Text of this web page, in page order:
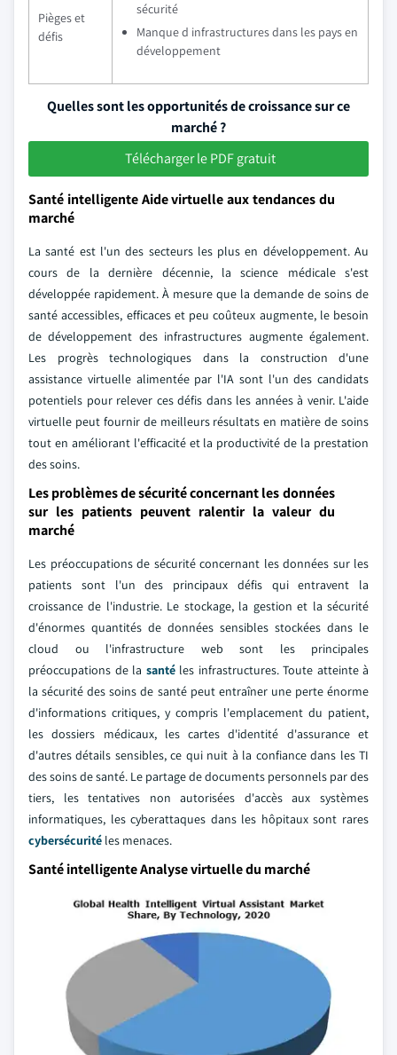
Pièges et
défis
sécurité
Manque d infrastructures dans les pays en
développement
Quelles sont les opportunités de croissance sur ce
marché ?
Télécharger le PDF gratuit
Santé intelligente Aide virtuelle aux tendances du
marché
La santé est l'un des secteurs les plus en développement. Au
cours de la dernière décennie, la science médicale s'est
développée rapidement. À mesure que la demande de soins de
santé accessibles, efficaces et peu coûteux augmente, le besoin
de développement des infrastructures augmente également.
Les progrès technologiques dans la construction d'une
assistance virtuelle alimentée par l'IA sont l'un des candidats
potentiels pour relever ces défis dans les années à venir. L'aide
virtuelle peut fournir de meilleurs résultats en matière de soins
tout en améliorant l'efficacité et la productivité de la prestation
des soins.
Les problèmes de sécurité concernant les données
sur les patients peuvent ralentir la valeur du
marché
Les préoccupations de sécurité concernant les données sur les
patients sont l'un des principaux défis qui entravent la
croissance de l'industrie. Le stockage, la gestion et la sécurité
d'énormes quantités de données sensibles stockées dans le
cloud ou l'infrastructure web sont les principales
préoccupations de la santéles infrastructures. Toute atteinte à
la sécurité des soins de santé peut entraîner une perte énorme
d'informations critiques, y compris l'emplacement du patient,
les dossiers médicaux, les cartes d'identité d'assurance et
d'autres détails sensibles, ce qui nuit à la confiance dans les TI
des soins de santé. Le partage de documents personnels par des
tiers, les tentatives non autorisées d'accès aux systèmes
informatiques, les cyberattaques dans les hôpitaux sont rares
cybersécurité les menaces.
Santé intelligente Analyse virtuelle du marché